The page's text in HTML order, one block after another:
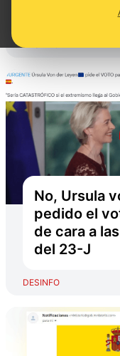
DESINFO
No, Ursula
pedido el
de cara a
del 23-J
DESINFO